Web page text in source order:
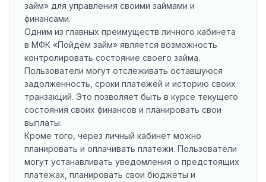
займ» для управления своими займами и
финансами.
Одним из главных преимуществ личного кабинета
в МФК «Пойдём займ» является возможность
контролировать состояние своего займа.
Пользователи могут отслеживать оставшуюся
задолженность, сроки платежей и историю своих
транзакций. Это позволяет быть в курсе текущего
состояния своих финансов и планировать свои
выплаты.
Кроме того, через личный кабинет можно
планировать и оплачивать платежи. Пользователи
могут устанавливать уведомления о предстоящих
платежах, планировать свои бюджеты и